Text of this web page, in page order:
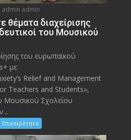
admin admin
θέματα διαχείρισης
του Μουσικού
του ευρωπαϊκού
με
Relief and Management
Teachers and Students»,
Μουσικού Σχολείου
Επικαιρότητα